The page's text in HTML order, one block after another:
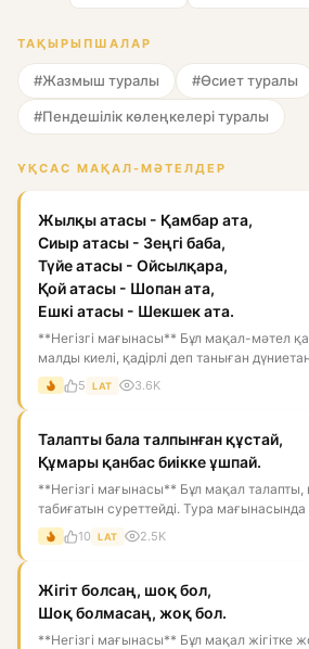
ТАҚЫРЫПШАЛАР
#Жазмыш туралы #Өсиет туралы
#Пендешілік көлеңкелері туралы
ҰҚСАС МАҚАЛ-МӘТЕЛДЕР
Жылқы атасы - Қамбар ата,
Сиыр атасы - Зеңгі баба,
Түйе атасы - Ойсылқара,
Қой атасы - Шопан ата,
Ешкі атасы - Шекшек ата.
**Негізгі мағынасы** Бұл мақал-мәтел
малды киелі, қадірлі деп таныған
Мұнда...
5 LAT 3.6K
Талапты бала талпынған құстай,
Құмары қанбас биікке ұшпай.
**Негізгі мағынасы** Бұл мақал
табиғатын суреттейді. Тура мағынасында
биікке ұм...
10 LAT 2.5K
Жігіт болсаң, шоқ бол,
Шоқ болмасаң, жоқ бол.
**Негізгі мағынасы** Бұл мақал жігітке